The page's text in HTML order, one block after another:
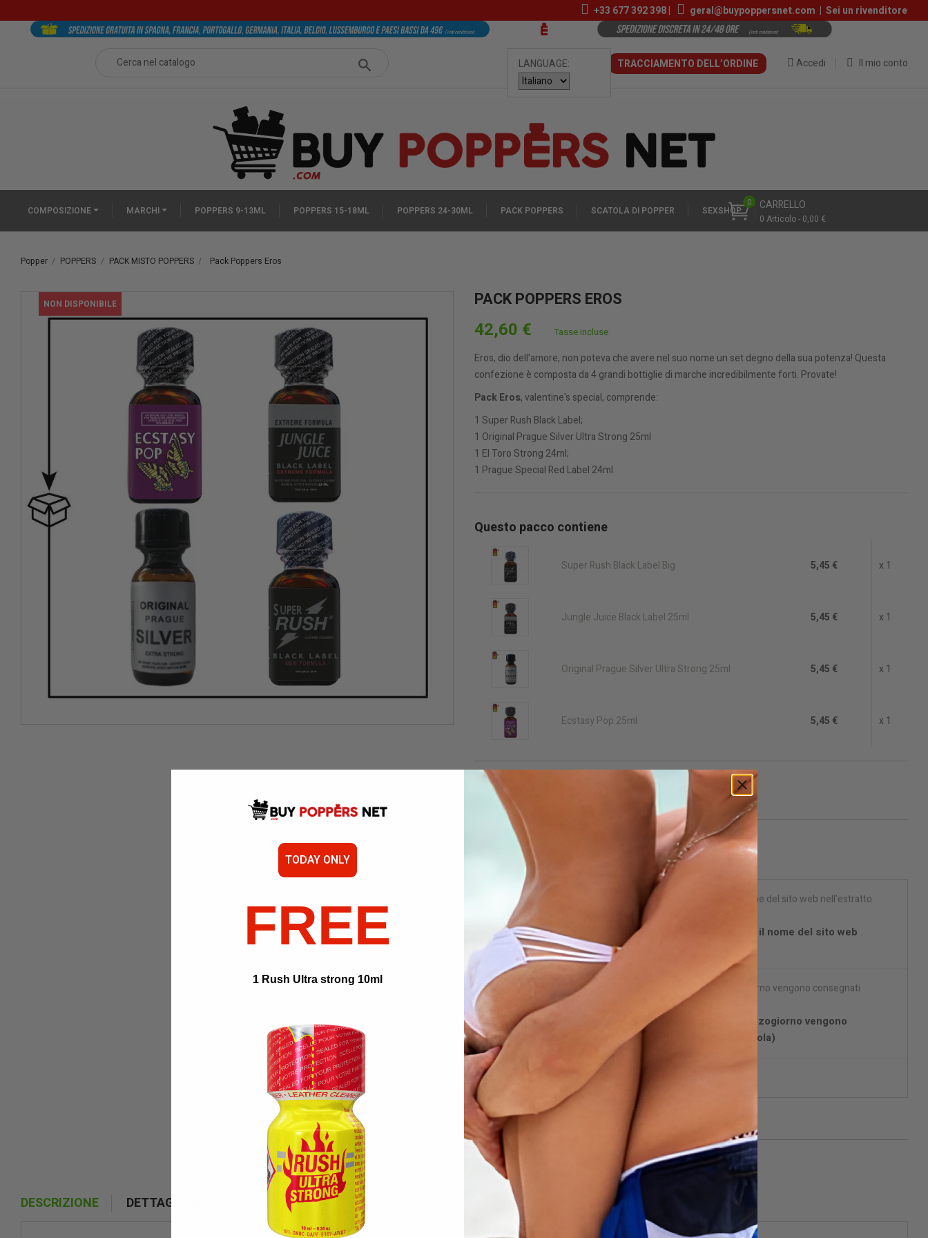
+33 677 392 398| geral@buypoppersnet.com | Sei un rivenditore
LANGUAGE: Il mio conto
Accedi
TRACCIAMENTO DELL’ORDINE
CARRELLO
0 Articolo - 0,00 €
0
COMPOSIZIONE MARCHI POPPERS 9-13ML POPPERS 15-18ML POPPERS 24-30ML PACK POPPERS SCATOLA DI POPPER SEXSHOP
Popper POPPERS PACK MISTO POPPERS Pack Poppers Eros
PACCHETTO
NON DISPONIBILE PACK POPPERS EROS
42,60 € Tasse incluse
Eros, dio dell'amore, non poteva che avere nel suo nome un set degno della sua potenza! Questa
confezione è composta da 4 grandi bottiglie di marche incredibilmente forti. Provate!
Pack Eros, valentine's special, comprende:
1 Super Rush Black Label;
1 Original Prague Silver Ultra Strong 25ml
1 El Toro Strong 24ml;
1 Prague Special Red Label 24ml.
Questo pacco contiene
Super Rush Black Label Big 5,45 € x 1
Jungle Juice Black Label 25ml 5,45 € x 1
Original Prague Silver Ultra Strong 25ml 5,45 € x 1
Ecstasy Pop 25ml 5,45 € x 1
QUANTITÀ Non disponibile favorite_border
CONDIVIDI
Sito web sicuro al 100%. Non menzioniamo i popper o il nome del sito web
nell'estratto conto bancario.
Consegna in 24/48 ore (con DPD) Gli ordini fino a mezzogiorno vengono
consegnati entro 24/48 ore con DPD (Penisola Spagnola)
Confezione discreta.
Avvisami quando disponibile
DESCRIZIONE DETTAGLI DEL PRODOTTO
TODAY ONLY
FREE
1 Rush Ultra strong 10ml